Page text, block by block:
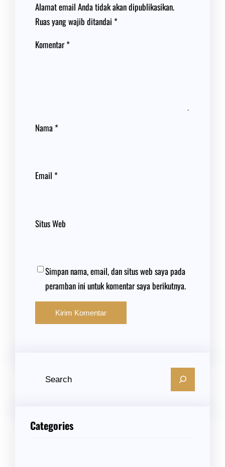
Alamat email Anda tidak akan dipublikasikan.
Ruas yang wajib ditandai *
Komentar*
Nama *
Email *
Situs Web
Simpan nama, email, dan situs web saya pada
peramban ini untuk komentar saya berikutnya.
Categories